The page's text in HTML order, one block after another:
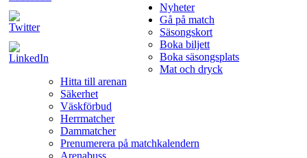
Nyheter
Gå på match
Säsongskort
Boka biljett
Boka säsongsplats
Mat och dryck
Hitta till arenan
Säkerhet
Väskförbud
Herrmatcher
Dammatcher
Prenumerera på matchkalendern
Arenabuss